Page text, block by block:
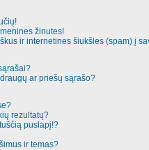
žinutes!
ir internetines šiukšles (spam) į
ar priešų sąrašo?
rezultatų?
puslapį!?
ir temas?